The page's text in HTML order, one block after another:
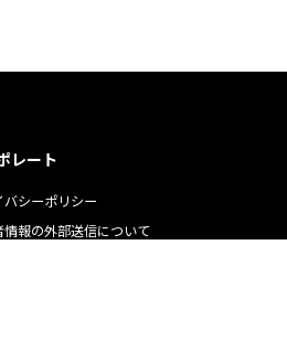
レート
バシーポリシー
情報の外部送信について